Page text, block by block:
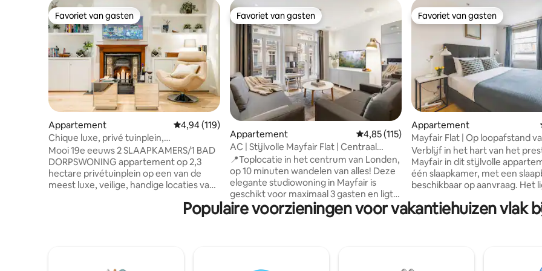
Favoriet van gasten
Favoriet van gasten
Appartement Gemiddelde beoordeling van 4,94 op 5, 119 recensies
4,94 (119)
Chique luxe, privé tuinplein,
airconditioning en extra's
Mooi 19e eeuws 2 SLAAPKAMERS/1 BAD
DORPSWONING appartement op 2,3
hectare privétuinplein op een van de
meest luxe, veilige, handige locaties van
belangrijkste bezienswaardigheden.
Favoriet van gasten
Favoriet van gasten
Appartement Gemiddelde beoordeling van 4,85 op 5, 115
4,85 (115)
AC | Stijlvolle Mayfair Flat | Centraal
Londen | Lift
📍Toplocatie in het centrum van Londen,
op 10 minuten wandelen van alles! Deze
elegante studiowoning in Mayfair is
geschikt voor maximaal 3 gasten en ligt
op een toplocatie in Mayfair/Piccadilly. De
unit is bereikbaar met de lift en uitgerust
Favoriet van gasten
Favoriet van gasten
Appartement
Mayfair Flat | Op loopafstand
Buckingham Palace
Verblijf in het hart van het
Mayfair in dit stijlvolle
één slaapkamer, met een
beschikbaar op aanvraag. Het
op slechts 4 minuten lopen
Park Station en binnen
Populaire voorzieningen voor vakantiehuizen vlak